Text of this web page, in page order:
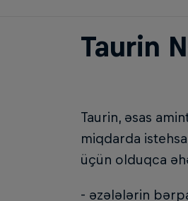
Taurin
Taurin, əsas
miqdarda
üçün olduqca
- əzələlərin